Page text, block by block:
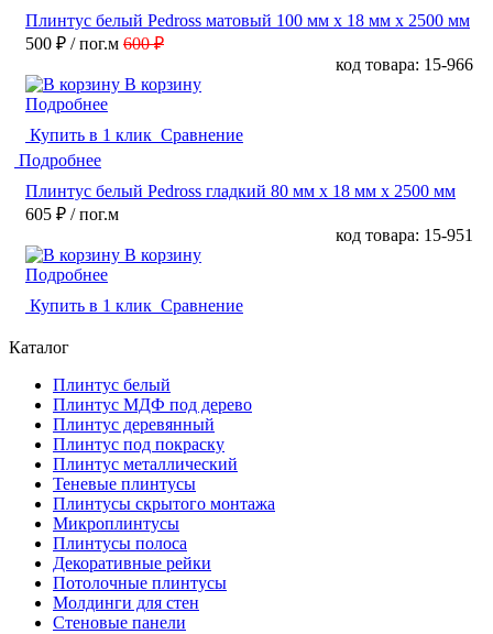
Плинтус белый Pedross матовый 100 мм х 18 мм х 2500 мм
500 ₽ / пог.м 600 ₽
код товара: 15-966
В корзину
Подробнее
Купить в 1 клик Сравнение
Подробнее
Плинтус белый Pedross гладкий 80 мм х 18 мм х 2500 мм
605 ₽ / пог.м
код товара: 15-951
В корзину
Подробнее
Купить в 1 клик Сравнение
Каталог
Плинтус белый
Плинтус МДФ под дерево
Плинтус деревянный
Плинтус под покраску
Плинтус металлический
Теневые плинтусы
Плинтусы скрытого монтажа
Микроплинтусы
Плинтусы полоса
Декоративные рейки
Потолочные плинтусы
Молдинги для стен
Стеновые панели